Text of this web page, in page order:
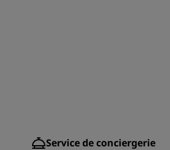
Service de conciergerie